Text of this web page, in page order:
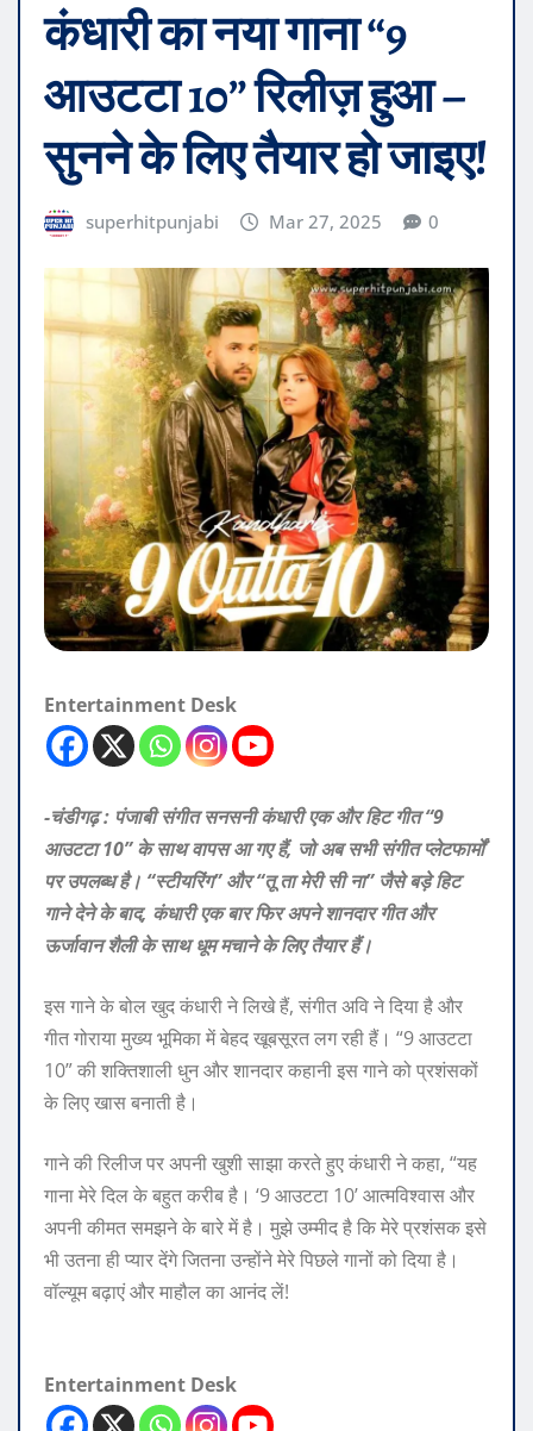
कंधारी का नया गाना “9
आउटटा 10” रिलीज़ हुआ –
सुनने के लिए तैयार हो जाइए!
superhitpunjabi Mar 27, 2025 0
Entertainment Desk
-चंडीगढ़ : पंजाबी संगीत सनसनी कंधारी एक और हिट गीत “9
आउटटा 10” के साथ वापस आ गए हैं, जो अब सभी संगीत प्लेटफार्मों
पर उपलब्ध है। “स्टीयरिंग” और “तू ता मेरी सी ना” जैसे बड़े हिट
गाने देने के बाद, कंधारी एक बार फिर अपने शानदार गीत और
ऊर्जावान शैली के साथ धूम मचाने के लिए तैयार हैं।
इस गाने के बोल खुद कंधारी ने लिखे हैं, संगीत अवि ने दिया है और
गीत गोराया मुख्य भूमिका में बेहद खूबसूरत लग रही हैं। “9 आउटटा
10” की शक्तिशाली धुन और शानदार कहानी इस गाने को प्रशंसकों
के लिए खास बनाती है।
गाने की रिलीज पर अपनी खुशी साझा करते हुए कंधारी ने कहा, “यह
गाना मेरे दिल के बहुत करीब है। ‘9 आउटटा 10’ आत्मविश्वास और
अपनी कीमत समझने के बारे में है। मुझे उम्मीद है कि मेरे प्रशंसक इसे
भी उतना ही प्यार देंगे जितना उन्होंने मेरे पिछले गानों को दिया है।
वॉल्यूम बढ़ाएं और माहौल का आनंद लें!
Entertainment Desk